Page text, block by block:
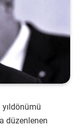
düzenlenen